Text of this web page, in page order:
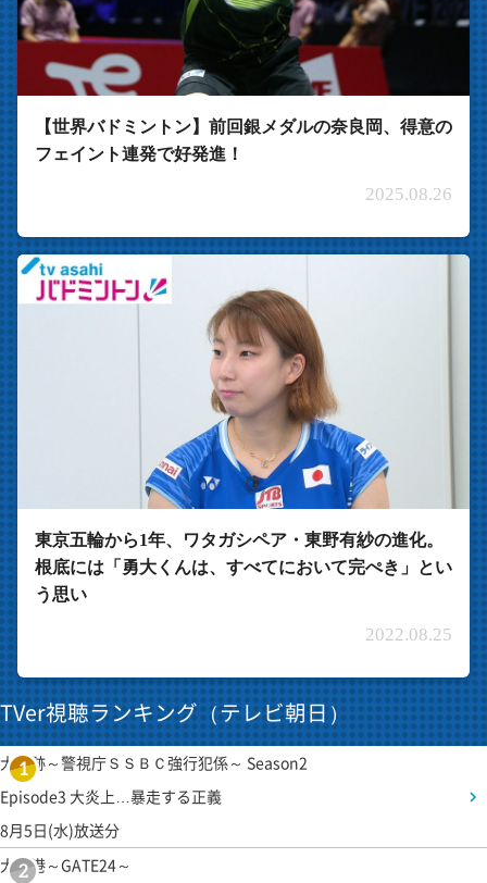
【世界バドミントン】前回銀メダルの奈良岡、得意の
フェイント連発で好発進！
2025.08.26
東京五輪から1年、ワタガシペア・東野有紗の進化。
根底には「勇大くんは、すべてにおいて完ぺき」とい
う思い
2022.08.25
TVer視聴ランキング（テレビ朝日）
1
大追跡～警視庁ＳＳＢＣ強行犯係～ Season2
Episode3 大炎上…暴走する正義
8月5日(水)放送分
2
大空港～GATE24～